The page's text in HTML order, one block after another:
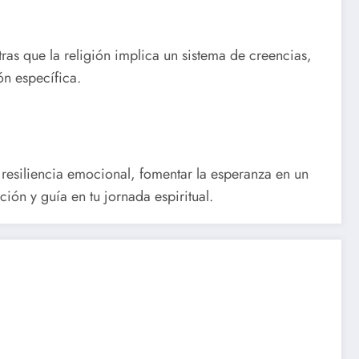
que la religión implica un sistema de creencias,
específica.
emocional, fomentar la esperanza en un
y guía en tu jornada espiritual.